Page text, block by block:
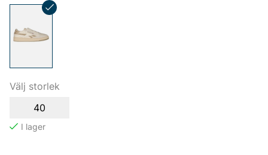
Välj storlek
40